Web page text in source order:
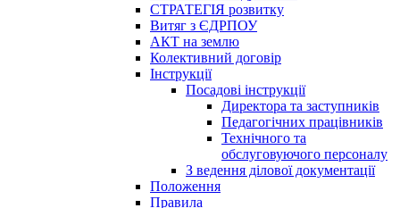
СТРАТЕГІЯ розвитку
Витяг з ЄДРПОУ
АКТ на землю
Колективний договір
Інструкції
Посадові інструкції
Директора та заступників
Педагогічних працівників
Технічного та
обслуговуючого персоналу
З ведення ділової документації
Положення
Правила